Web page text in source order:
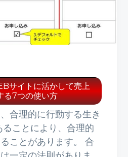
サイトに活かして売上
る7つの使い方
合理的に行動する生き
ことにより、合理的
ことがあります。 合